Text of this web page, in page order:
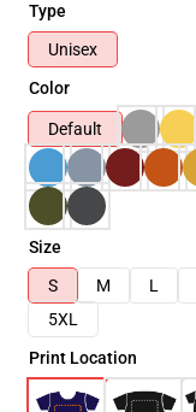
Type
Unisex
Color
Default
Size
S
M L
5XL
Print Location